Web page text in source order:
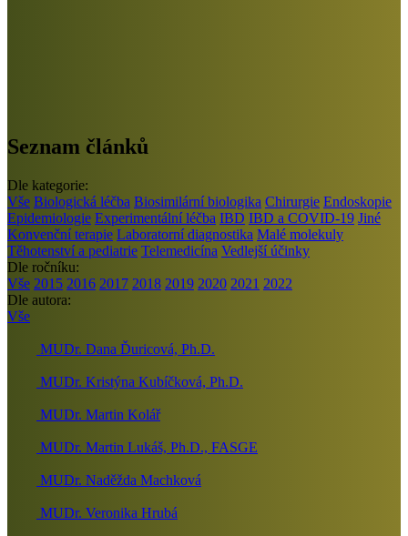
Seznam článků
Dle kategorie:
Vše Biologická léčba Biosimilární biologika Chirurgie Endoskopie
Epidemiologie Experimentální léčba IBD IBD a COVID-19 Jiné
Konvenční terapie Laboratorní diagnostika Malé molekuly
Těhotenství a pediatrie Telemedicína Vedlejší účinky
Dle ročníku:
Vše 2015 2016 2017 2018 2019 2020 2021 2022
Dle autora:
Vše
MUDr. Dana Ďuricová, Ph.D.
MUDr. Kristýna Kubíčková, Ph.D.
MUDr. Martin Kolář
MUDr. Martin Lukáš, Ph.D., FASGE
MUDr. Naděžda Machková
MUDr. Veronika Hrubá